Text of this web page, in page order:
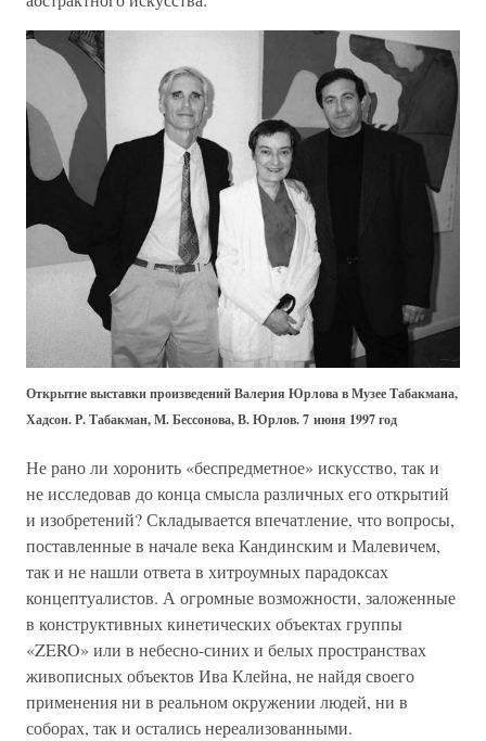
Открытие выставки произведений Валерия Юрлова в Музее Табакмана,
Хадсон. Р. Табакман, М. Бессонова, В. Юрлов. 7 июня 1997 год
Не рано ли хоронить «беспредметное» искусство, так и
не исследовав до конца смысла различных его открытий
и изобретений? Складывается впечатление, что вопросы,
поставленные в начале века Кандинским и Малевичем,
так и не нашли ответа в хитроумных парадоксах
концептуалистов. А огромные возможности, заложенные
в конструктивных кинетических объектах группы
«ZERO» или в небесно-синих и белых пространствах
живописных объектов Ива Клейна, не найдя своего
применения ни в реальном окружении людей, ни в
соборах, так и остались нереализованными.